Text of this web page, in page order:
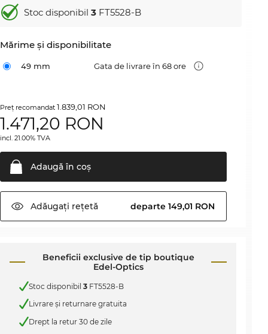
Stoc disponibil3 FT5528-B
Mărime şi disponibilitate
49 mm Gata de livrare în 68 ore
Preţ recomandat1.839,01 RON
1.471,20 RON
incl. 21.00% TVA
Adaugă în coş
Adăugați rețetă departe 149,01 RON
Beneficii exclusive de tip boutique
Edel-Optics
Stoc disponibil3 FT5528-B
Livrare şi returnare gratuita
Drept la retur 30 de zile